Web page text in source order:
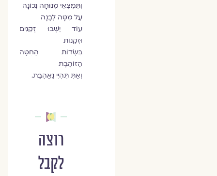
וְתִּמְצְאִי מְנוּחָה נְכוֹנָה
עַל מִטָּה לְבָנָה
עוֹד יֵשְׁבוּ זְקֵנִים
וּזְקֵנוֹת
בִּשְׂדוֹת הַחִטָּה
הַזוֹהֶבֶת
וְאַתְּ תִּהְיִי נֶאֱהֶבֶת.
רוצה
לקבל